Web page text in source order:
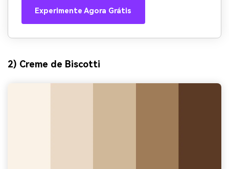
Experimente Agora Grátis
2) Creme de Biscotti